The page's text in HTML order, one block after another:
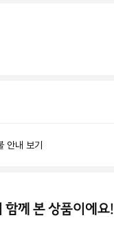
안내 보기
함께 본 상품이에요!